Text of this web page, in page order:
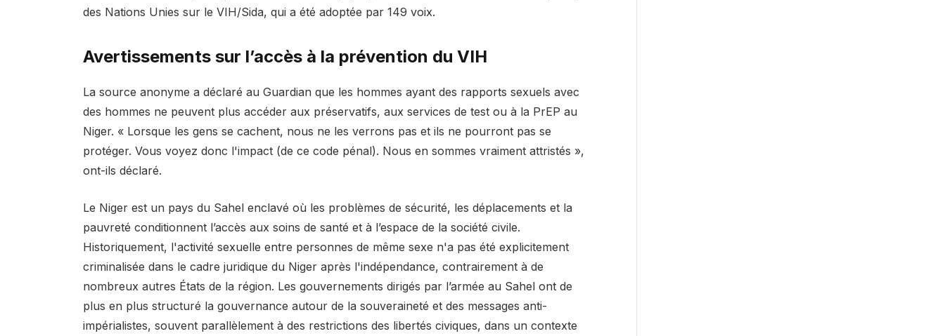
des Nations Unies sur le VIH/Sida, qui a été adoptée par 149 voix.
Avertissements sur l’accès à la prévention du VIH
La source anonyme a déclaré au Guardian que les hommes ayant des rapports sexuels avec
des hommes ne peuvent plus accéder aux préservatifs, aux services de test ou à la PrEP au
Niger. « Lorsque les gens se cachent, nous ne les verrons pas et ils ne pourront pas se
protéger. Vous voyez donc l'impact (de ce code pénal). Nous en sommes vraiment attristés »,
ont-ils déclaré.
Le Niger est un pays du Sahel enclavé où les problèmes de sécurité, les déplacements et la
pauvreté conditionnent l’accès aux soins de santé et à l’espace de la société civile.
Historiquement, l'activité sexuelle entre personnes de même sexe n'a pas été explicitement
criminalisée dans le cadre juridique du Niger après l'indépendance, contrairement à de
nombreux autres États de la région. Les gouvernements dirigés par l’armée au Sahel ont de
plus en plus structuré la gouvernance autour de la souveraineté et des messages anti-
impérialistes, souvent parallèlement à des restrictions des libertés civiques, dans un contexte